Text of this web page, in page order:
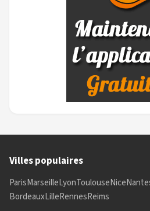
Villes populaires
ParisMarseilleLyonToulouseNice
BordeauxLilleRennesReims